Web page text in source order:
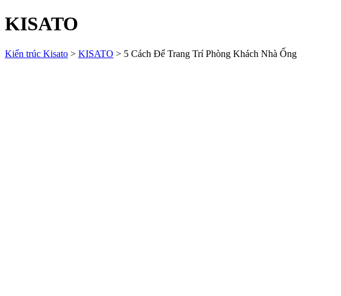
KISATO
Kiến trúc Kisato > KISATO > 5 Cách Để Trang Trí Phòng Khách Nhà Ống